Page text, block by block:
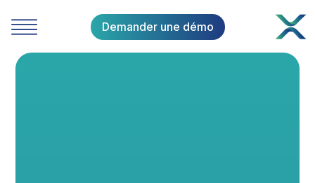
Demander une démo